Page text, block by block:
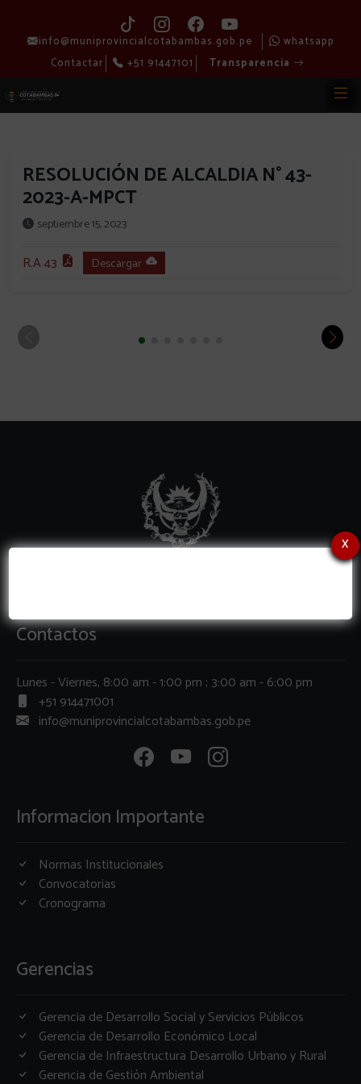
info@muniprovincialcotabambas.gob.pe
whatsapp
Contactar
+51 91447101 Transparencia
RESOLUCIÓN DE ALCALDIA N° 43-
2023-A-MPCT
septiembre 15, 2023
R.A 43 Descargar
x
Contactos
Lunes - Viernes, 8:00 am - 1:00 pm ; 3:00 am - 6:00 pm
+51 914471001
info@muniprovincialcotabambas.gob.pe
Informacion Importante
Normas Institucionales
Convocatorias
Cronograma
Gerencias
Gerencia de Desarrollo Social y Servicios Públicos
Gerencia de Desarrollo Económico Local
Gerencia de Infraestructura Desarrollo Urbano y Rural
Gerencia de Gestión Ambiental